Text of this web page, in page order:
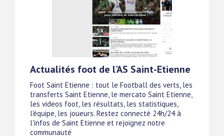
Actualités foot de l'AS Saint-Etienne
Foot Saint Etienne : tout le Football des verts, les
transferts Saint Etienne, le mercato Saint Etienne,
les videos foot, les résultats, les statistiques,
l'équipe, les joueurs. Restez connecté 24h/24 à
l'infos de Saint Etienne et rejoignez notre
communauté